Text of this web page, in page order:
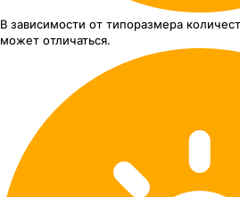
В зависимости от типоразмера
может отличаться.